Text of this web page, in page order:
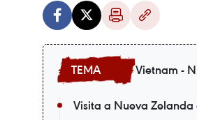
Vietnam -
Visita a Nueva